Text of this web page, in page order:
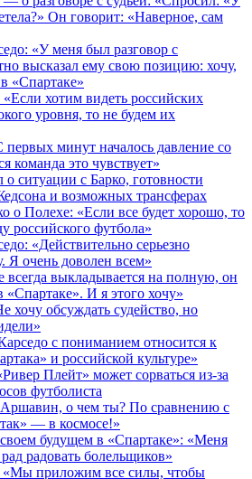
Он говорит: «Наверное, сам
«У меня был разговор с
высказал ему свою позицию: хочу,
«Спартаке»
хотим видеть российских
уровня, то не будем их
минут началось давление со
команда это чувствует»
о ситуации с Барко, готовности
и возможных трансферах
о Полехе: «Если все будет хорошо, то
российского футбола»
«Действительно серьезно
Я очень доволен всем»
всегда выкладывается на полную, он
«Спартаке». И я этого хочу»
хочу обсуждать судейство, но
с пониманием относится к
и российской культуре»
Плейт» может сорваться из‑за
футболиста
о чем ты? По сравнению с
— в космосе!»
будущем в «Спартаке»: «Меня
радовать болельщиков»
«Мы приложим все силы, чтобы